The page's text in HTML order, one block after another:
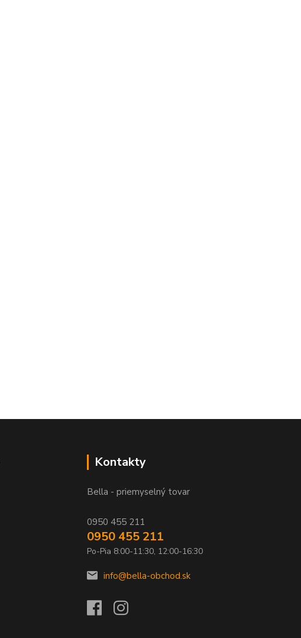
Kontakty
Bella - priemyselný tovar
0950 455 211
0950 455 211
Po-Pia 8:00-11:30, 12:00-16:30
info@bella-obchod.sk